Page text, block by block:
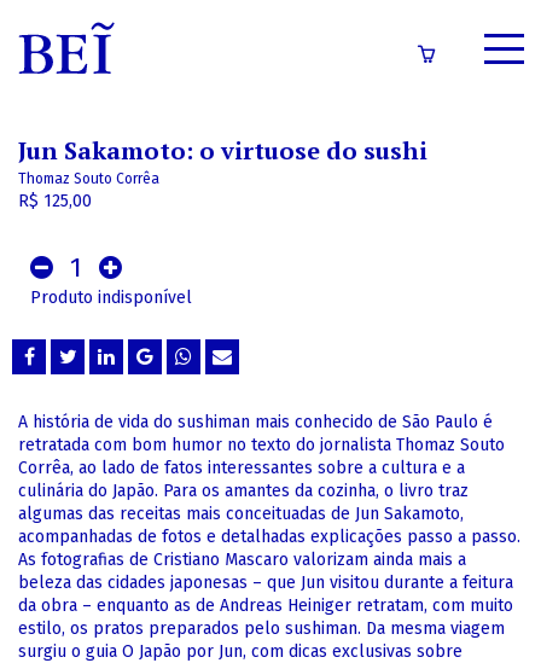
CATÁLOGO
LOGIN/CADASTRO
Jun Sakamoto: o virtuose do sushi
Thomaz Souto Corrêa
R$ 125,00
1
Produto indisponível
A história de vida do sushiman mais conhecido de São Paulo é
retratada com bom humor no texto do jornalista Thomaz Souto
Corrêa, ao lado de fatos interessantes sobre a cultura e a
culinária do Japão. Para os amantes da cozinha, o livro traz
algumas das receitas mais conceituadas de Jun Sakamoto,
acompanhadas de fotos e detalhadas explicações passo a passo.
As fotografias de Cristiano Mascaro valorizam ainda mais a
beleza das cidades japonesas – que Jun visitou durante a feitura
da obra – enquanto as de Andreas Heiniger retratam, com muito
estilo, os pratos preparados pelo sushiman. Da mesma viagem
surgiu o guia O Japão por Jun, com dicas exclusivas sobre